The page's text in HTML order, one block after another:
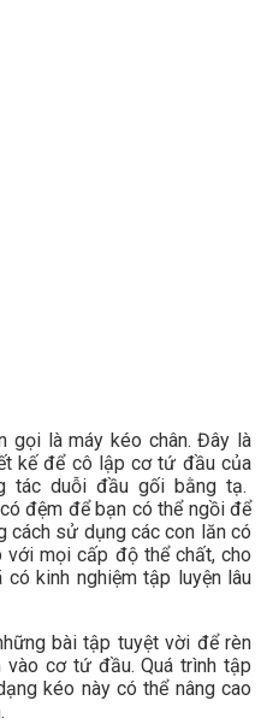
gọi là máy kéo chân. Đây là
kế để cô lập cơ tứ đầu của
tác duỗi đầu gối bằng tạ.
đệm để bạn có thể ngồi để
cách sử dụng các con lăn có
với mọi cấp độ thể chất, cho
kinh nghiệm tập luyện lâu
bài tập tuyệt vời để rèn
cơ tứ đầu. Quá trình tập
kéo này có thể nâng cao